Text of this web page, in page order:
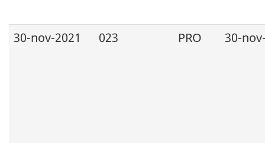
30-nov-2021 023 PRO 30-